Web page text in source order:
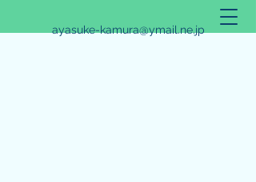
ayasuke-kamura@ymail.ne.jp